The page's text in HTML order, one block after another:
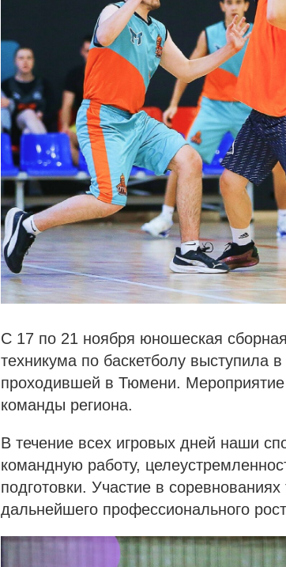
С 17 по 21 ноября юношеская
техникума по баскетболу выступила
проходившей в Тюмени.
команды региона.
В течение всех игровых дней наши
командную работу,
подготовки. Участие в
дальнейшего профессионального